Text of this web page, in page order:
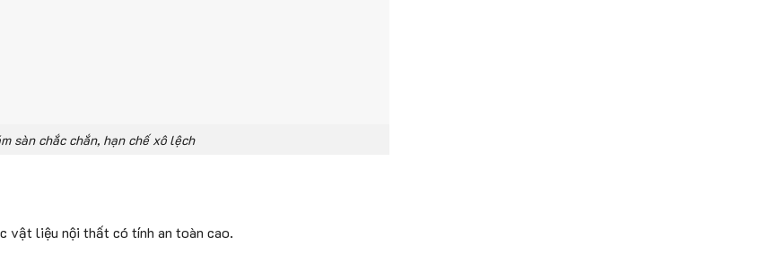
sàn chắc chắn, hạn chế xô lệch
vật liệu nội thất có tính an toàn cao.